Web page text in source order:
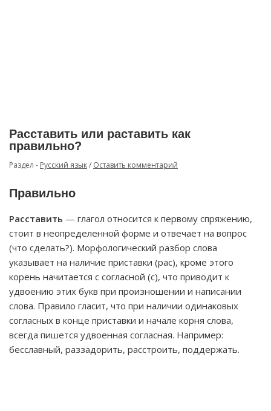
Расставить или раставить как
правильно?
Раздел - Русский язык/ Оставить комментарий
Правильно
Расставить — глагол относится к первому спряжению,
стоит в неопределенной форме и отвечает на вопрос
(что сделать?). Морфологический разбор слова
указывает на наличие приставки (рас), кроме этого
корень начитается с согласной (с), что приводит к
удвоению этих букв при произношении и написании
слова. Правило гласит, что при наличии одинаковых
согласных в конце приставки и начале корня слова,
всегда пишется удвоенная согласная. Например:
бесславный, раззадорить, расстроить, поддержать.